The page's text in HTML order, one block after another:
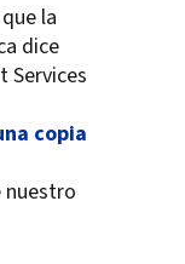
la
dice
Services
copia